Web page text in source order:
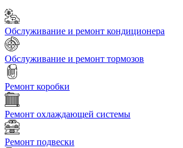
Обслуживание и ремонт кондиционера
Обслуживание и ремонт тормозов
Ремонт коробки
Ремонт охлаждающей системы
Ремонт подвески